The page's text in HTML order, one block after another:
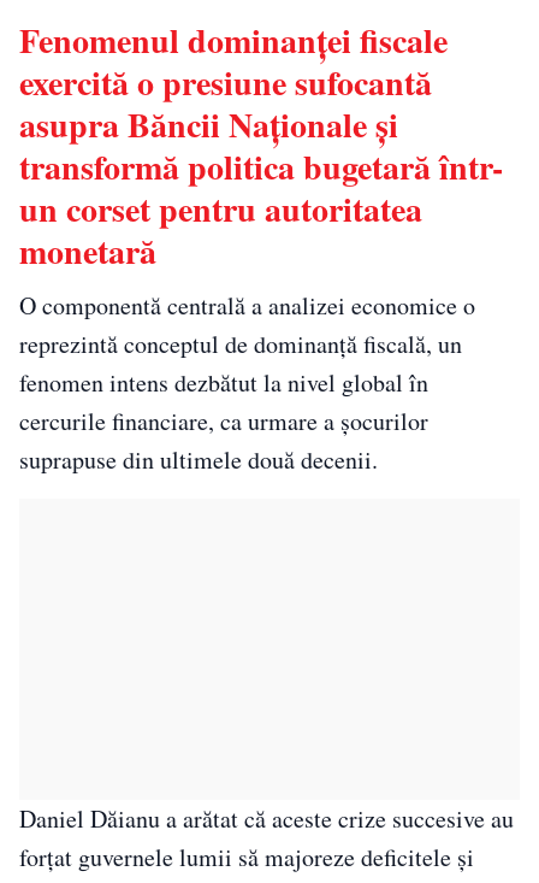
Fenomenul dominanței fiscale
exercită o presiune sufocantă
asupra Băncii Naționale și
transformă politica bugetară într-
un corset pentru autoritatea
monetară
O componentă centrală a analizei economice o
reprezintă conceptul de dominanță fiscală, un
fenomen intens dezbătut la nivel global în
cercurile financiare, ca urmare a șocurilor
suprapuse din ultimele două decenii.
Daniel Dăianu a arătat că aceste crize succesive au
forțat guvernele lumii să majoreze deficitele și